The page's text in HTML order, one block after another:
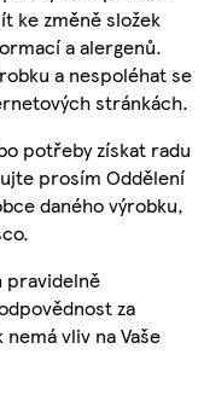
ke změně složek
a alergenů.
a nespoléhat se
stránkách.
potřeby získat radu
prosím Oddělení
daného výrobku,
pravidelně
za
vliv na Vaše